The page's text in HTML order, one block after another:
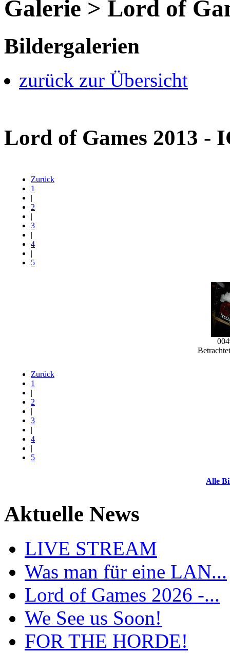
Galerie > Lord of
Bildergalerien
zurück zur Übersicht
Lord of Games 2013 -
Zurück
1
|
2
|
3
|
4
|
5
Zurück
1
|
2
|
3
|
4
|
5
Alle
Aktuelle News
LIVE STREAM
Was man für eine LAN...
Lord of Games 2026 -...
We See us Soon!
FOR THE HORDE!